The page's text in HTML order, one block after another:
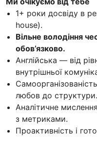
1+ роки досвіду в
house).
Вільне володіння
обов’язково.
Англійська — від
внутрішньої
любов до структури.
Аналітичне
з метриками.
Проактивність і